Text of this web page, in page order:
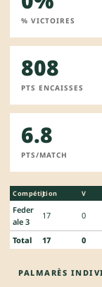
% VICTOIRES
808
PTS ENCAISSES
6.8
PTS/MATCH
Compétition
J V
Feder
ale 3
17 0
Total 17 0
PALMARÈS